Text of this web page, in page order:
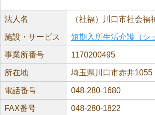
法人名 （社福）川口市社会福
施設・サービス 短期入所生活介護（シ
事業所番号 1170200495
所在地 埼玉県川口市赤井1055
電話番号 048-280-1680
FAX番号 048-280-1822